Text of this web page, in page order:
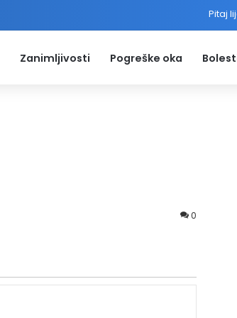
Pitaj
Zanimljivosti Pogreške oka
0